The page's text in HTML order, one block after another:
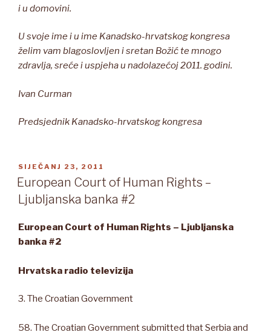
i u domovini.
U svoje ime i u ime Kanadsko-hrvatskog kongresa
želim vam blagoslovljen i sretan Božić te mnogo
zdravlja, sreće i uspjeha u nadolazećoj 2011. godini.
Ivan Curman
Predsjednik Kanadsko-hrvatskog kongresa
OBJAVLJENO
SIJEČANJ 23, 2011
European Court of Human Rights –
Ljubljanska banka #2
European Court of Human Rights – Ljubljanska
banka #2
Hrvatska radio televizija
3. The Croatian Government
58. The Croatian Government submitted that Serbia and